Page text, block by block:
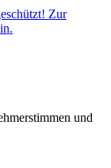
Zur
und